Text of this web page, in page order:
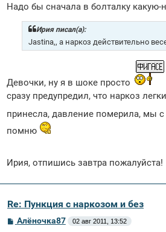
Надо бы сначала в болталку какую-
Ирия писал(а):
Jastina,, а наркоз действительно
Девочки, ну я в шоке просто
сразу предупредил, что наркоз
принесла, давление померила, мы
помню
Ирия, отпишись завтра пожалуйста!
Re: Пункция с наркозом и без
С
Алёночка87 02 авг 2011, 13:52